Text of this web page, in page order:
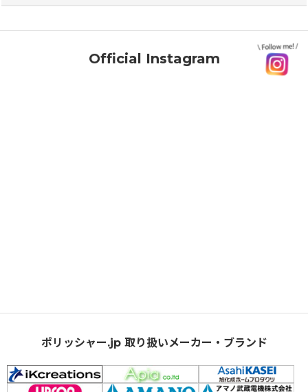
Official Instagram
ポリッシャー.jp 取り扱いメーカー・ブランド